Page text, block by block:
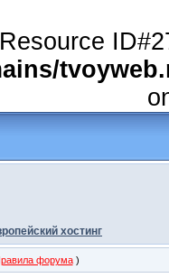
хостинг
форума)